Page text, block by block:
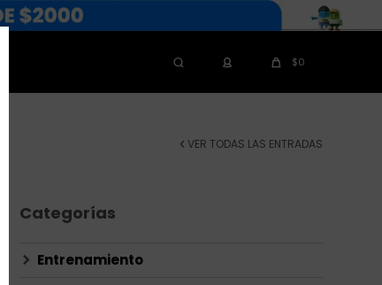
$0
VER TODAS LAS ENTRADAS
Categorías
Entrenamiento